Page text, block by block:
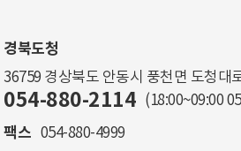
경북도청
36759 경상북도 안동시 풍천면 도청대
054-880-2114 (18:00~09:00
팩스 054-880-4999